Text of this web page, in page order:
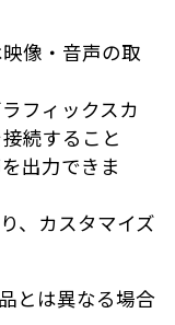
像・音声の取
フィックスカ
続すること
出力できま
、カスタマイズ
とは異なる場合